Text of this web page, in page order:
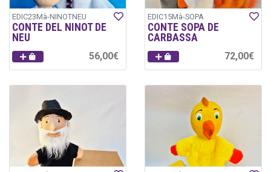
EDIC23Mà-NINOTNEU
CONTE DEL NINOT DE
NEU
56,00€
EDIC15Mà-SOPA
CONTE SOPA DE
CARBASSA
72,00€